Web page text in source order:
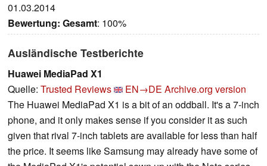
01.03.2014
Bewertung: Gesamt: 100%
Ausländische Testberichte
Huawei MediaPad X1
Quelle: Trusted Reviews EN→DE Archive.org version
The Huawei MediaPad X1 is a bit of an oddball. It's a 7-inch
phone, and it only makes sense if you consider it as such
given that rival 7-inch tablets are available for less than half
the price. It seems like Samsung may already have some of